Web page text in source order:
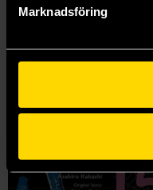
Marknadsföring